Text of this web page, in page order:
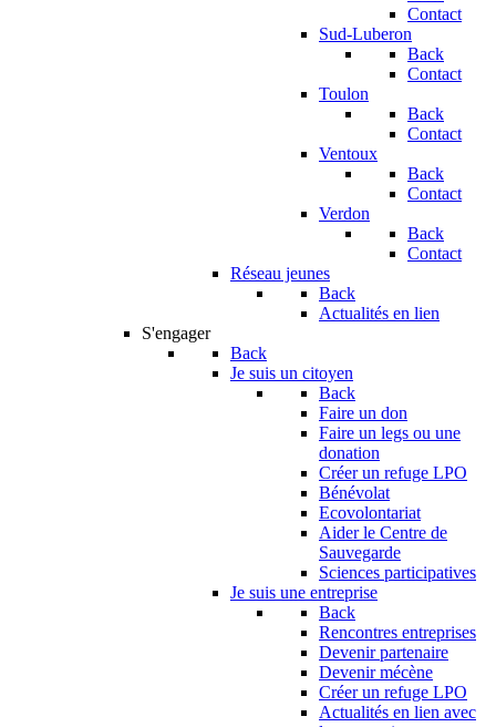
Contact
Sud-Luberon
Back
Contact
Toulon
Back
Contact
Ventoux
Back
Contact
Verdon
Back
Contact
Réseau jeunes
Back
Actualités en lien
S'engager
Back
Je suis un citoyen
Back
Faire un don
Faire un legs ou une
donation
Créer un refuge LPO
Bénévolat
Ecovolontariat
Aider le Centre de
Sauvegarde
Sciences participatives
Je suis une entreprise
Back
Rencontres entreprises
Devenir partenaire
Devenir mécène
Créer un refuge LPO
Actualités en lien avec